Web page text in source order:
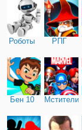
Роботы РПГ
Бен 10 Мстители